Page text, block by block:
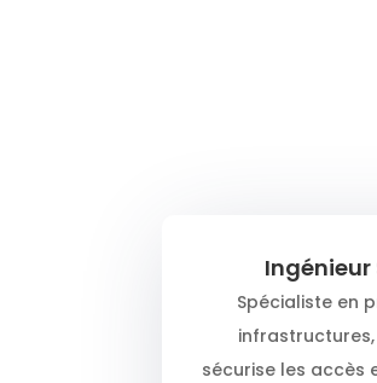
Ingénieur
Spécialiste en
sécurise les accès